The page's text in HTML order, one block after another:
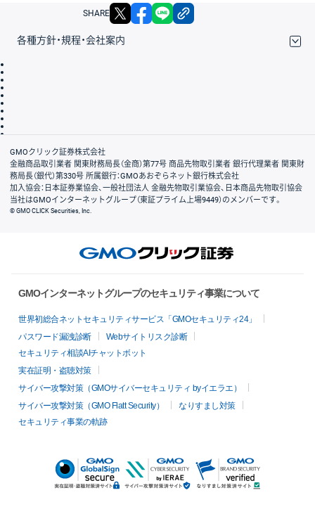
SHARE X facebook
各種方針・規程・会社案内
会社案内
GMOクリック証券株式会社
金融商品取引業者 関東財務局長（金商）第77号 商品先物取引業者 銀行代理業者 関東財
務局長（銀代）第330号 所属銀行：GMOあおぞらネット銀行株式会社
加入協会：日本証券業協会、一般社団法人 金融先物取引業協会、日本商品先物取引協会
当社はGMOインターネットグループ（東証プライム上場9449）のメンバーです。
© GMO CLICK Securities, Inc.
GMOインターネットグループのセキュリティ事業について
世界初総合ネットセキュリティサービス「GMOセキュリティ24」
パスワード漏洩診断
Webサイトリスク診断
セキュリティ相談AIチャットボット
実在証明・盗聴対策
サイバー攻撃対策（GMOサイバーセキュリティ byイエラエ）
サイバー攻撃対策（GMO Flatt Security）
なりすまし対策
セキュリティ事業の軌跡